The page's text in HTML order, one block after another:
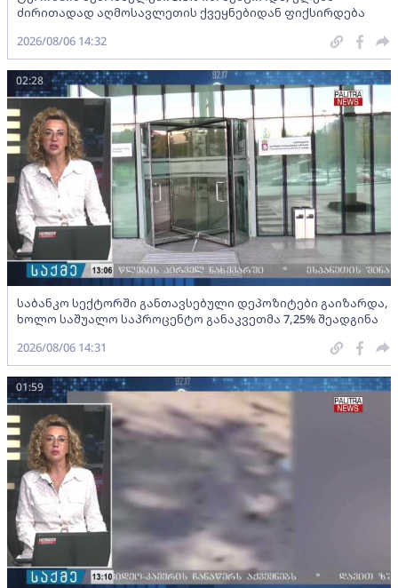
ძირითადად აღმოსავლეთის ქვეყნებიდან ფიქსირდება
2026/08/06 14:32
საბანკო სექტორში განთავსებული დეპოზიტები გაიზარდა,
ხოლო საშუალო საპროცენტო განაკვეთმა 7,25% შეადგინა
02:28
2026/08/06 14:31
01:59